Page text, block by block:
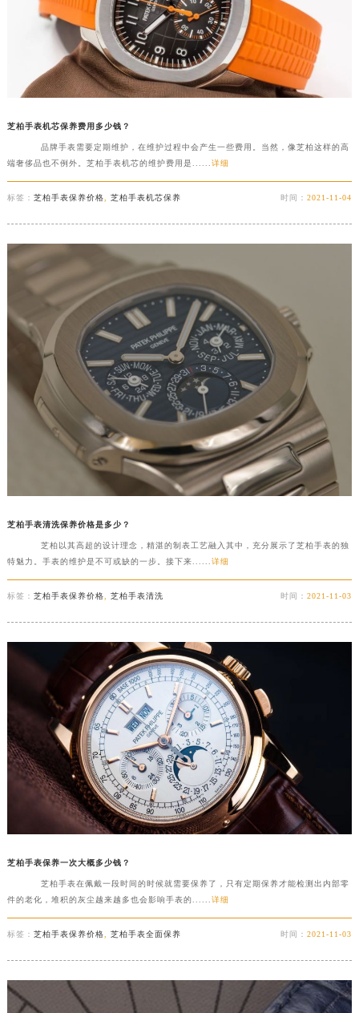
芝柏手表机芯保养费用多少钱？
品牌手表需要定期维护，在维护过程中会产生一些费用。当然，像芝柏这样的高
端奢侈品也不例外。芝柏手表机芯的维护费用是...... 详细
标签： 芝柏手表保养价格 芝柏手表机芯保养 时间：2021-11-04
芝柏手表清洗保养价格是多少？
芝柏以其高超的设计理念，精湛的制表工艺融入其中，充分展示了芝柏手表的独
特魅力。手表的维护是不可或缺的一步。接下来...... 详细
标签： 芝柏手表保养价格 芝柏手表清洗 时间：2021-11-03
芝柏手表保养一次大概多少钱？
芝柏手表在佩戴一段时间的时候就需要保养了，只有定期保养才能检测出内部零
件的老化，堆积的灰尘越来越多也会影响手表的......详细
标签： 芝柏手表保养价格, 芝柏手表全面保养 时间：2021-11-03